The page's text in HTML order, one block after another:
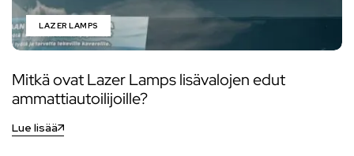
LAZER LAMPS
Mitkä ovat Lazer Lamps lisävalojen edut
ammattiautoilijoille?
Lue lisää